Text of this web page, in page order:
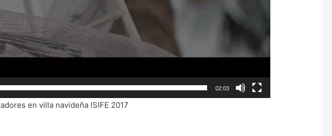
02:03
en villa navideña ISIFE 2017